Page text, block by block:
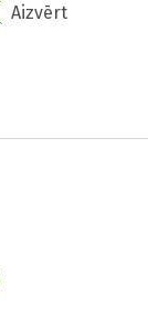
Aizvērt